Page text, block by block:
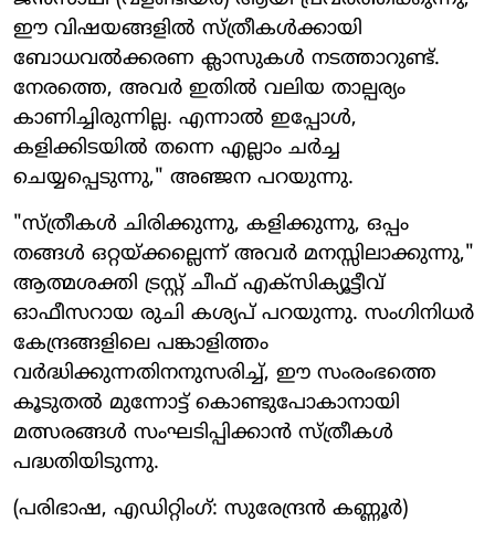
ഈ വിഷയങ്ങളിൽ സ്ത്രീകൾക്കായി
ബോധവൽക്കരണ ക്ലാസുകൾ നടത്താറുണ്ട്.
നേരത്തെ, അവർ ഇതിൽ വലിയ താല്പര്യം
കാണിച്ചിരുന്നില്ല. എന്നാൽ ഇപ്പോൾ,
കളിക്കിടയിൽ തന്നെ എല്ലാം ചർച്ച
ചെയ്യപ്പെടുന്നു," അഞ്ജന പറയുന്നു.
"സ്ത്രീകൾ ചിരിക്കുന്നു, കളിക്കുന്നു, ഒപ്പം
തങ്ങൾ ഒറ്റയ്ക്കല്ലെന്ന് അവർ മനസ്സിലാക്കുന്നു,"
ആത്മശക്തി ട്രസ്റ്റ് ചീഫ് എക്സിക്യൂട്ടീവ്
ഓഫീസറായ രുചി കശ്യപ് പറയുന്നു. സംഗിനിധർ
കേന്ദ്രങ്ങളിലെ പങ്കാളിത്തം
വർദ്ധിക്കുന്നതിനനുസരിച്ച്, ഈ സംരംഭത്തെ
കൂടുതൽ മുന്നോട്ട് കൊണ്ടുപോകാനായി
മത്സരങ്ങൾ സംഘടിപ്പിക്കാൻ സ്ത്രീകൾ
പദ്ധതിയിടുന്നു.
(പരിഭാഷ, എഡിറ്റിംഗ്: സുരേന്ദ്രൻ കണ്ണൂർ)